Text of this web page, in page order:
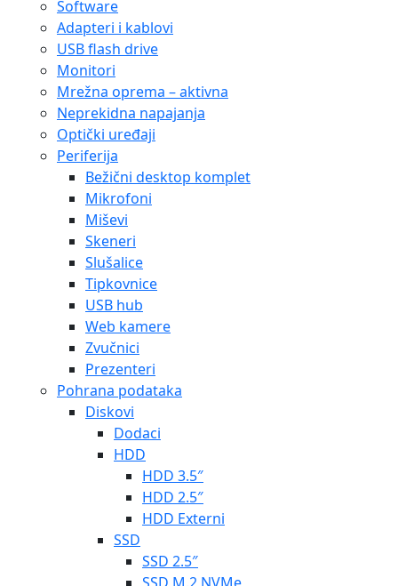
Software
Adapteri i kablovi
USB flash drive
Monitori
Mrežna oprema – aktivna
Neprekidna napajanja
Optički uređaji
Periferija
Bežični desktop komplet
Mikrofoni
Miševi
Skeneri
Slušalice
Tipkovnice
USB hub
Web kamere
Zvučnici
Prezenteri
Pohrana podataka
Diskovi
Dodaci
HDD
HDD 3.5″
HDD 2.5″
HDD Externi
SSD
SSD 2.5″